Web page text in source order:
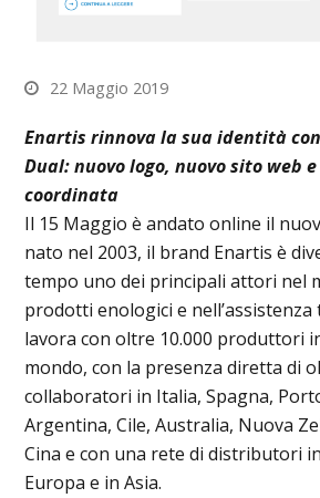
22 Maggio 2019
Enartis rinnova la sua identità
Dual: nuovo logo, nuovo sito web
coordinata
Il 15 Maggio è andato online il
nato nel 2003, il brand Enartis è
tempo uno dei principali attori nel
prodotti enologici e nell’assistenza
lavora con oltre 10.000 produttori
mondo, con la presenza diretta di
collaboratori in Italia, Spagna,
Argentina, Cile, Australia, Nuova
Cina e con una rete di distributori
Europa e in Asia.